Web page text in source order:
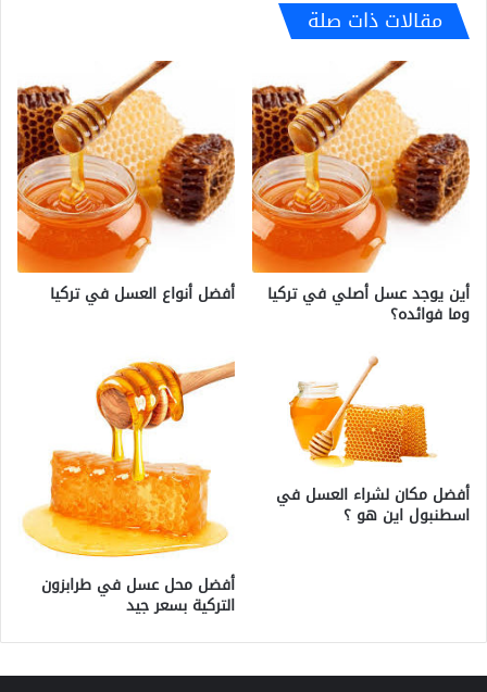
مقالات ذات صلة
أين يوجد عسل أصلي في تركيا
وما فوائده؟
أفضل أنواع العسل في تركيا
أفضل مكان لشراء العسل في
اسطنبول اين هو ؟
أفضل محل عسل في طرابزون
التركية بسعر جيد